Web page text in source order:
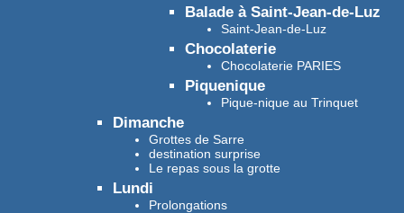
Balade à Saint-Jean-de-Luz
Saint-Jean-de-Luz
Chocolaterie
Chocolaterie PARIES
Piquenique
Pique-nique au Trinquet
Dimanche
Grottes de Sarre
destination surprise
Le repas sous la grotte
Lundi
Prolongations